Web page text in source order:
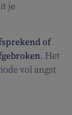
je
of
. Het
vol angst